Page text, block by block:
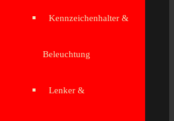
Kennzeichenhalter &
Beleuchtung
Lenker &